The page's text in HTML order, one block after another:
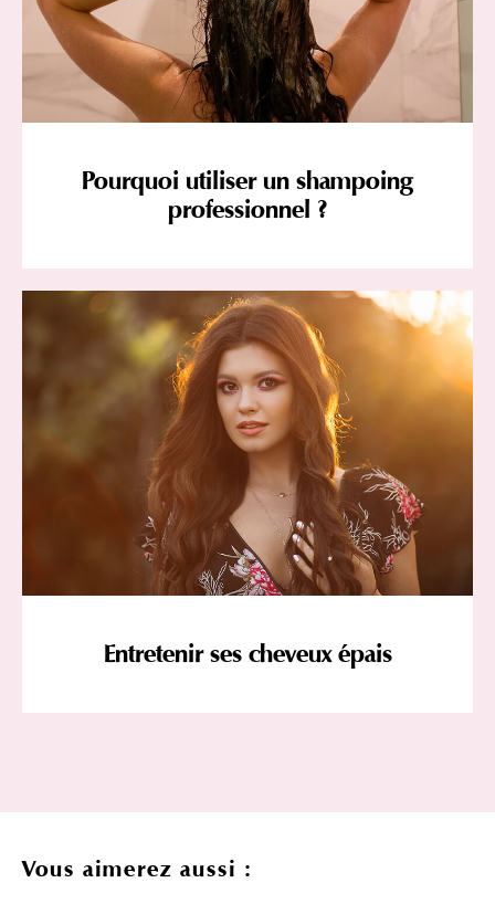
Pourquoi utiliser un shampoing
professionnel ?
Entretenir ses cheveux épais
Vous aimerez aussi :